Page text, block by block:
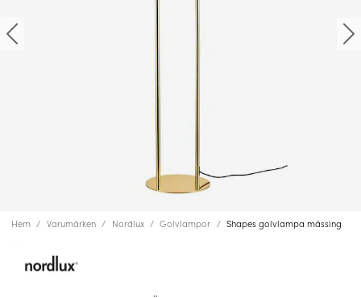
Hem Varumärken Nordlux Golvlampor Shapes golvlampa mässing